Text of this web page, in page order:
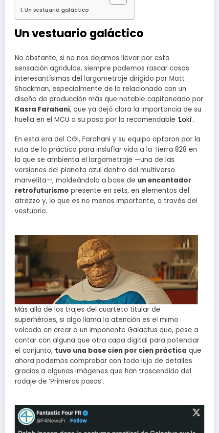
Un vestuario galáctico
Un vestuario galáctico
No obstante, si no nos dejamos llevar por esta
sensación agridulce, siempre podemos rascar cosas
interesantísimas del largometraje dirigido por Matt
Shackman, especialmente de lo relacionado con un
diseño de producción más que notable capitaneado por
Kasra Farahani, que ya dejó clara la importancia de su
huella en el MCU a su paso por la recomendable ‘Loki’.
En esta era del CGI, Farahani y su equipo optaron por la
ruta de lo práctico para insluflar vida a la Tierra 828 en
la que se ambienta el largometraje —una de las
versiones del planeta azul dentro del multiverso
marvelita—, moldeándola a base de un encantador
retrofuturismo presente en sets, en elementos del
atrezzo y, lo que es no menos importante, a través del
vestuario.
Más allá de los trajes del cuarteto titular de
superhéroes, si algo llama la atención es el mimo
volcado en crear a un imponente Galactus que, pese a
contar con alguna que otra capa digital para potenciar
el conjunto, tuvo una base cien por cien práctica que
ahora podemos comprobar con todo lujo de detalles
gracias a algunas imágenes que han trascendido del
rodaje de ‘Primeros pasos’.